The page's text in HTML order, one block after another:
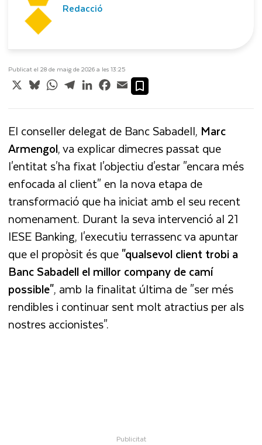
Redacció
Publicat el 28 de maig de 2026 a les 13:25
X BlueskyWhatsApp
TelegramLinkedInFacebook
Email
El conseller delegat de Banc Sabadell, Marc
Armengol, va explicar dimecres passat que
l'entitat s'ha fixat l'objectiu d'estar "encara més
enfocada al client" en la nova etapa de
transformació que ha iniciat amb el seu recent
nomenament. Durant la seva intervenció al 21
IESE Banking, l'executiu terrassenc va apuntar
que el propòsit és que"qualsevol client trobi a
Banc Sabadell el millor company de camí
possible", amb la finalitat última de "ser més
rendibles i continuar sent molt atractius per als
nostres accionistes".